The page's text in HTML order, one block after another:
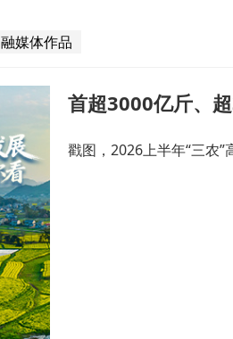
融媒体作品
戳图，2026上半年“三农”